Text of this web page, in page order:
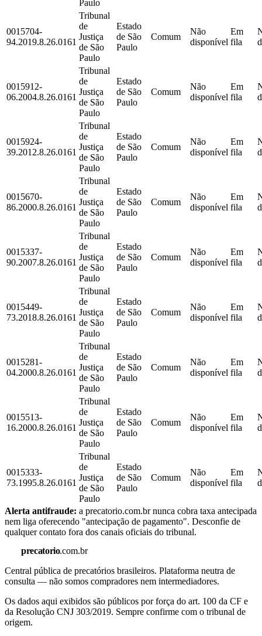
Paulo
0015704-
94.2019.8.26.0161
Tribunal
de
Justiça
de São
Paulo
Estado
de São
Paulo
Comum
Não
disponível
Em
fila
0015912-
06.2004.8.26.0161
Tribunal
de
Justiça
de São
Paulo
Estado
de São
Paulo
Comum
Não
disponível
Em
fila
0015924-
39.2012.8.26.0161
Tribunal
de
Justiça
de São
Paulo
Estado
de São
Paulo
Comum
Não
disponível
Em
fila
0015670-
86.2000.8.26.0161
Tribunal
de
Justiça
de São
Paulo
Estado
de São
Paulo
Comum
Não
disponível
Em
fila
0015337-
90.2007.8.26.0161
Tribunal
de
Justiça
de São
Paulo
Estado
de São
Paulo
Comum
Não
disponível
Em
fila
0015449-
73.2018.8.26.0161
Tribunal
de
Justiça
de São
Paulo
Estado
de São
Paulo
Comum
Não
disponível
Em
fila
0015281-
04.2000.8.26.0161
Tribunal
de
Justiça
de São
Paulo
Estado
de São
Paulo
Comum
Não
disponível
Em
fila
0015513-
16.2000.8.26.0161
Tribunal
de
Justiça
de São
Paulo
Estado
de São
Paulo
Comum
Não
disponível
Em
fila
0015333-
73.1995.8.26.0161
Tribunal
de
Justiça
de São
Paulo
Estado
de São
Paulo
Comum
Não
disponível
Em
fila
Alerta antifraude: a precatorio.com.br nunca cobra taxa antecipada
nem liga oferecendo "antecipação de pagamento". Desconfie de
qualquer contato fora dos canais oficiais do tribunal.
precatorio.com.br
Central pública de precatórios brasileiros. Plataforma neutra de
consulta — não somos compradores nem intermediadores.
Os dados aqui exibidos são públicos por força do art. 100 da CF e
da Resolução CNJ 303/2019. Sempre confirme com o tribunal de
origem.